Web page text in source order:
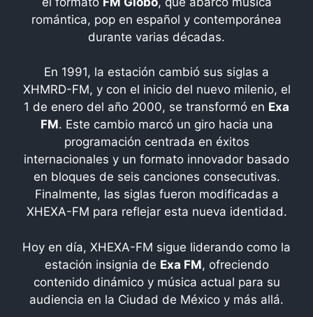
romántica, pop en español y contemporánea
durante varias décadas.
En 1991, la estación cambió sus siglas a
XHMRD-FM, y con el inicio del nuevo milenio, el
1 de enero del año 2000, se transformó en Exa
FM. Este cambio marcó un giro hacia una
programación centrada en éxitos
internacionales y un formato innovador basado
en bloques de seis canciones consecutivas.
Finalmente, las siglas fueron modificadas a
XHEXA-FM para reflejar esta nueva identidad.
Hoy en día, XHEXA-FM sigue liderando como la
estación insignia de Exa FM, ofreciendo
contenido dinámico y música actual para su
audiencia en la Ciudad de México y más allá.